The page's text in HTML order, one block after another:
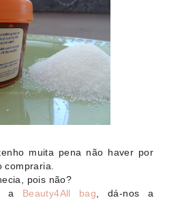
muita pena não haver por
pois não?
a Beauty4All bag , dá-nos a